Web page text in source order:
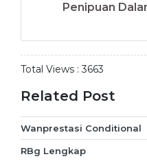
Penipuan
Total Views :3663
Related Post
Wanprestasi Conditional
RBg Lengkap